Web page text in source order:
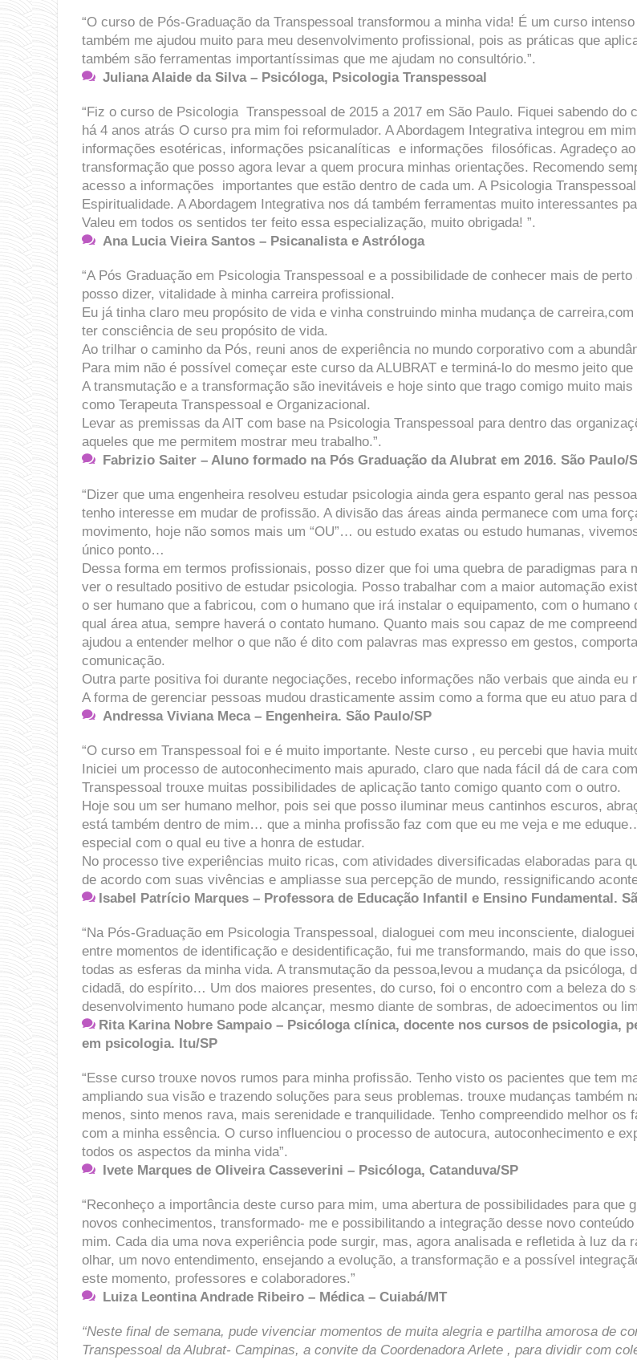
“O curso de Pós-Graduação da Transpessoal transformou a minha vida! É um curso
também me ajudou muito para meu desenvolvimento profissional, pois as práticas que
também são ferramentas importantíssimas que me ajudam no consultório.”.
Juliana Alaide da Silva – Psicóloga, Psicologia Transpessoal
“Fiz o curso de Psicologia Transpessoal de 2015 a 2017 em São Paulo. Fiquei sabendo
há 4 anos atrás O curso pra mim foi reformulador. ​A Abordagem Integrativa integrou em
informações esotéricas, informações psicanalíticas e informações filosóficas. ​Agradeço
transformação que posso agora levar a quem procura minhas orientações. ​Recomendo
acesso a informações importantes que estão dentro de cada um. ​A Psicologia
Espiritualidade. ​A Abordagem Integrativa nos dá também ferramentas muito interessantes
Valeu em todos os sentidos ter feito essa especialização, muito obrigada! ”.
Ana Lucia Vieira Santos – Psicanalista e Astróloga
“A ​P​ós ​G​raduação em Psicologia Transpessoal e a possibilidade de conhecer mais de
posso dizer, vitalidade ​à​ minha carreira profissional.
Eu já tinha claro meu propósito de​ ​vida e vinha construindo minha mudança de
ter consciência de seu propósito de vida.
Ao trilhar o caminho da ​P​ós, reuni anos de experiência no mundo corporativo com a
Para mim não é possível começar este curso da ALUBRAT e terminá-lo do mesmo jeito que
A transmutação e a transformação são inevitáveis e hoje sinto que trago comigo muito
como Terapeuta Transpessoal e Organizacional.
Levar as premissas da AIT com base na Psicologia Transpessoal para dentro das
aqueles que me permitem mostrar meu trabalho.”.
F​abrizio Saiter – Aluno formado na Pós Graduação da Alubrat em 201​6. São Paulo/
“Dizer que uma engenheira resolveu estudar psicologia ainda gera espanto geral nas
tenho interesse em mudar de profissão. A divisão das áreas ainda permanece com uma
movimento, hoje não somos mais um “OU”… ou estudo exatas ou estudo humanas,
único ponto…
Dessa forma em termos profissionais, posso dizer que foi uma quebra de paradigmas
ver o resultado positivo de estudar psicologia. Posso trabalhar com a maior automação
o ser humano que a fabricou, com o humano que irá instalar o equipamento, com o
qual área atua, sempre haverá o contato humano. Quanto mais sou capaz de me
ajudou a entender melhor o que não é dito com palavras mas expresso em gestos,
comunicação.
Outra parte positiva foi durante negociações, recebo informações não verbais que ainda eu
A forma de gerenciar pessoas mudou drasticamente assim como a forma que eu atuo para
Andressa Viviana Meca– Engenheira. São Paulo/SP
“O curso em Transpessoal foi e é muito importante. Neste curso , eu percebi que havia
Iniciei um processo de autoconhecimento mais apurado, claro que nada fácil dá de cara
Transpessoal trouxe muitas possibilidades de aplicação tanto comigo quanto com o outro.
Hoje sou um ser humano melhor, pois sei que posso iluminar meus cantinhos escuros,
está também dentro de mim… que a minha profissão faz com que eu me veja e me
especial com o qual eu tive a honra de estudar.
No processo tive experiências muito ricas, com atividades diversificadas elaboradas para
de acordo com suas vivências e ampliasse sua percepção de mundo, ressignificando
Isabel Patrício Marques – Professora de Educação Infantil e Ensino Fundamental.
“Na Pós-Graduação em Psicologia Transpessoal, dialoguei com meu inconsciente,
entre momentos de identificação e desidentificação, fui me transformando, mais do que
todas as esferas da minha vida. A transmutação da pessoa,levou a mudança da
cidadã, do espírito… Um dos maiores presentes, do curso, foi o encontro com a beleza do
desenvolvimento humano pode alcançar, mesmo diante de sombras, de adoecimentos ou
Rita Karina Nobre Sampaio – Psicóloga clínica, docente nos cursos de psicologia,
em psicologia. Itu/SP
“Esse curso trouxe novos rumos para minha profissão. Tenho visto os pacientes que tem
ampliando sua visão e trazendo soluções para seus problemas. trouxe mudanças também
menos, sinto menos rava, mais serenidade e tranquilidade. Tenho compreendido melhor
com a minha essência. O curso influenciou o processo de autocura, autoconhecimento e
todos os aspectos da minha vida”.
Ivete Marques de Oliveira Casseverini – Psicóloga, Catanduva/SP
“Reconheço a importância deste ​c​urso para mim, uma abertura de possibilidades para
novos conhecimentos, transformado​-​ me e possibilitando a integração desse novo
mim. Cada dia uma nova experiência pode surgir, mas, agora analisada e refletida à luz
olhar, um novo entendimento, ensejando a evolução, a transformação e a possível
este momento, professores e colaboradores.”
Luiza Leontina Andrade Ribeiro – Médica – Cuiabá/MT
“Neste final de semana, pude vivenciar momentos de muita alegria e partilha amorosa de
Transpessoal da Alubrat- Campinas, a convite da Coordenadora Arlete , para dividir com